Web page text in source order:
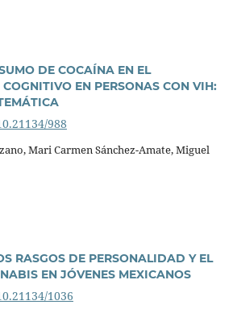
DE COCAÍNA EN EL
EN PERSONAS CON VIH:
988
Mari Carmen Sánchez-Amate, Miguel
RASGOS DE PERSONALIDAD Y EL
EN JÓVENES MEXICANOS
1036